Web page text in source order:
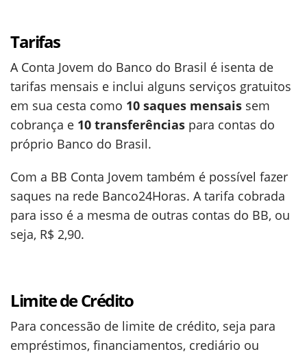
Tarifas
A Conta Jovem do Banco do Brasil é isenta de
tarifas mensais e inclui alguns serviços gratuitos
em sua cesta como 10 saques mensais sem
cobrança e 10 transferências para contas do
próprio Banco do Brasil.
Com a BB Conta Jovem também é possível fazer
saques na rede Banco24Horas. A tarifa cobrada
para isso é a mesma de outras contas do BB, ou
seja, R$ 2,90.
Limite de Crédito
Para concessão de limite de crédito, seja para
empréstimos, financiamentos, crediário ou